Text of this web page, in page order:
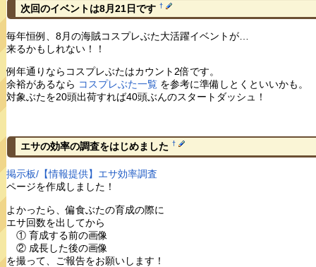
次回のイベントは8月21日です †
毎年恒例、8月の海賊コスプレぶた大活躍イベントが…
来るかもしれない！！
例年通りならコスプレぶたはカウント2倍です。
余裕があるなら コスプレぶた一覧を参考に準備しとくといいかも。
対象ぶたを20頭出荷すれば40頭ぶんのスタートダッシュ！
エサの効率の調査をはじめました †
掲示板/【情報提供】エサ効率調査
ページを作成しました！
よかったら、偏食ぶたの育成の際に
エサ回数を出してから
① 育成する前の画像
② 成長した後の画像
を撮って、ご報告をお願いします！